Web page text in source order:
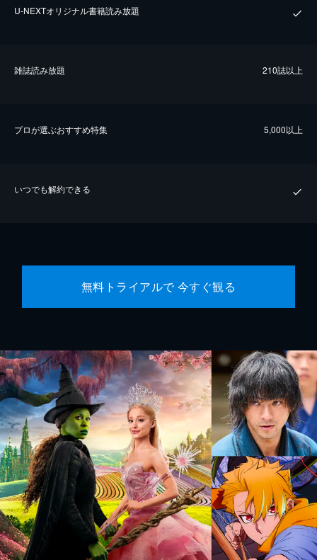
U-NEXTオリジナル書籍読み放題
雑誌読み放題 210誌以上
プロが選ぶおすすめ特集 5,000以上
いつでも解約できる
無料トライアルで 今すぐ観る